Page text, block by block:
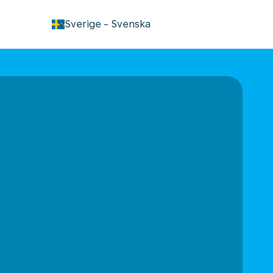
Sverige - Svenska
keyboard_arrow_down